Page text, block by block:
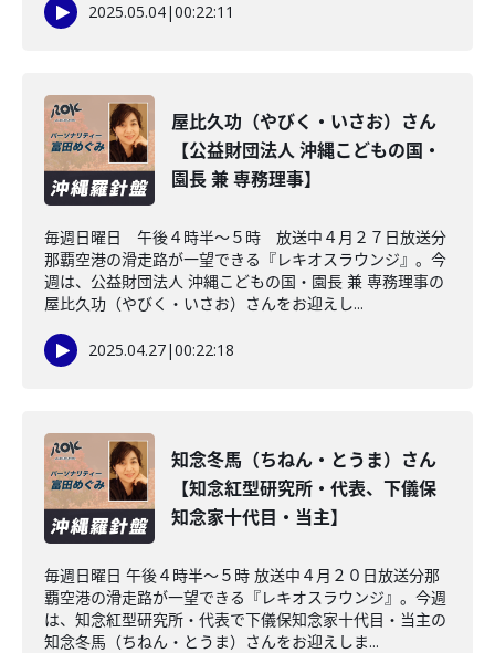
2025.05.04|00:22:11
屋比久功（やびく・いさお）さん
【公益財団法人 沖縄こどもの国・
園長 兼 専務理事】
毎週日曜日 午後４時半～５時 放送中４月２７日放送分
那覇空港の滑走路が一望できる『レキオスラウンジ』。今
週は、公益財団法人 沖縄こどもの国・園長 兼 専務理事の
屋比久功（やびく・いさお）さんをお迎えし...
2025.04.27|00:22:18
知念冬馬（ちねん・とうま）さん
【知念紅型研究所・代表、下儀保
知念家十代目・当主】
毎週日曜日 午後４時半～５時 放送中４月２０日放送分那
覇空港の滑走路が一望できる『レキオスラウンジ』。今週
は、知念紅型研究所・代表で下儀保知念家十代目・当主の
知念冬馬（ちねん・とうま）さんをお迎えしま...